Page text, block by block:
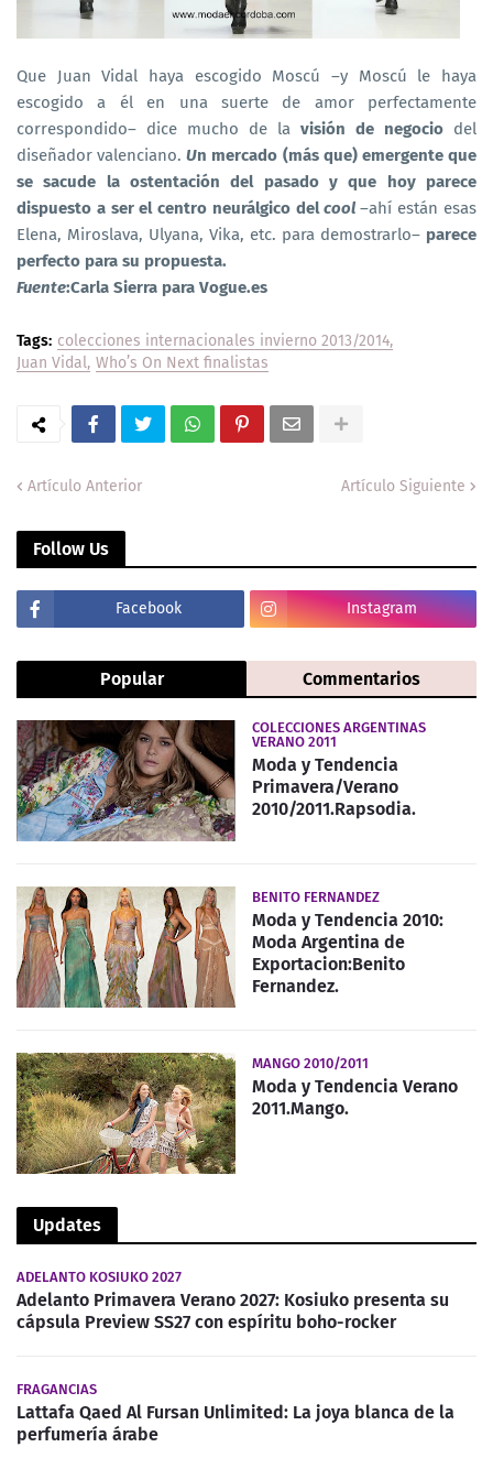
Que Juan Vidal haya escogido Moscú –y Moscú le haya
escogido a él en una suerte de amor perfectamente
correspondido– dice mucho de la visión de negocio del
diseñador valenciano.Un mercado (más que) emergente que
se sacude la ostentación del pasado y que hoy parece
dispuesto a ser el centro neurálgico delcool–ahí están esas
Elena, Miroslava, Ulyana, Vika, etc. para demostrarlo– parece
perfecto para su propuesta.
Fuente:Carla Sierra para Vogue.es
Tags: colecciones internacionales invierno 2013/2014
Juan Vidal Who’s On Next finalistas
Artículo Anterior Artículo Siguiente
Follow Us
Facebook Instagram
Popular Commentarios
COLECCIONES ARGENTINAS
VERANO 2011
Moda y Tendencia
Primavera/Verano
2010/2011.Rapsodia.
BENITO FERNANDEZ
Moda y Tendencia 2010:
Moda Argentina de
Exportacion:Benito
Fernandez.
MANGO 2010/2011
Moda y Tendencia Verano
2011.Mango.
Updates
ADELANTO KOSIUKO 2027
Adelanto Primavera Verano 2027: Kosiuko presenta su
cápsula Preview SS27 con espíritu boho-rocker
FRAGANCIAS
Lattafa Qaed Al Fursan Unlimited: La joya blanca de la
perfumería árabe